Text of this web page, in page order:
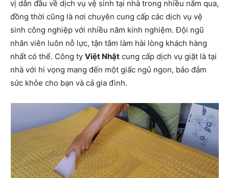
vị dẫn đầu về dịch vụ vệ sinh tại nhà trong nhiều năm qua,
đồng thời cũng là nơi chuyên cung cấp các dịch vụ vệ
sinh công nghiệp với nhiều năm kinh nghiệm. Đội ngũ
nhân viên luôn nỗ lực, tận tâm làm hài lòng khách hàng
nhất có thể. Công ty Việt Nhật cung cấp dịch vụ giặt là tại
nhà với hi vọng mang đến một giấc ngủ ngon, bảo đảm
sức khỏe cho bạn và cả gia đình.